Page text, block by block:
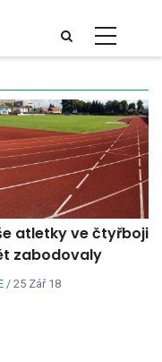
atletky ve čtyřboji
zabodovaly
/ 25 Zář 18